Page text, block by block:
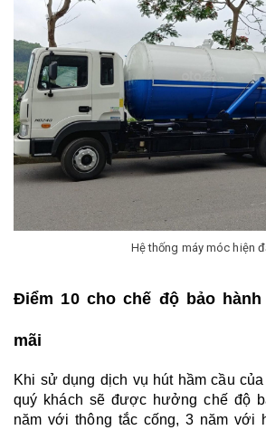
Hệ thống máy móc hiện
Điểm 10 cho chế độ bảo
mãi
Khi sử dụng dịch vụ hút hầm cầu
quý khách sẽ được hưởng chế độ
năm với thông tắc cống, 3 năm với